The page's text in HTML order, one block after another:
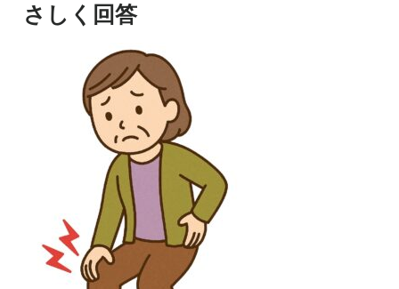
PRP治療
幹細胞培養上清液
慢性疼痛
ドクター紹介
症例
よくある質問
クリニック紹介
さしく回答